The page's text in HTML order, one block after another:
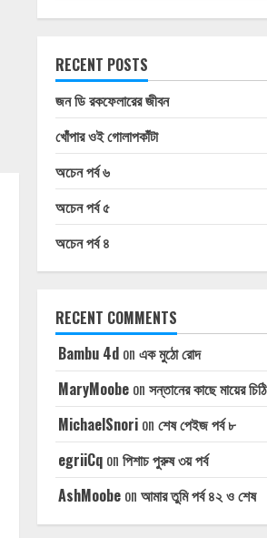
RECENT POSTS
জন ডি রকফেলারের জীবন
খোঁপার ওই গোলাপকাঁটা
অচেন পর্ব ৬
অচেন পর্ব ৫
অচেন পর্ব ৪
RECENT COMMENTS
Bambu 4don এক মুঠো রোদ
MaryMoobeon সন্তানের কাছে মায়ের চিঠি
MichaelSnorion শেষ পেইজ পর্ব ৮
egriiCqon পিশাচ পুরুষ ৩য় পর্ব
AshMoobeon আমার তুমি পর্ব ৪২ ও শেষ